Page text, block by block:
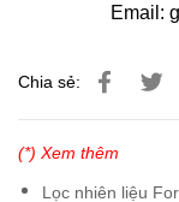
Email:
Chia sẻ:
(*) Xem thêm
Lọc nhiên liệu